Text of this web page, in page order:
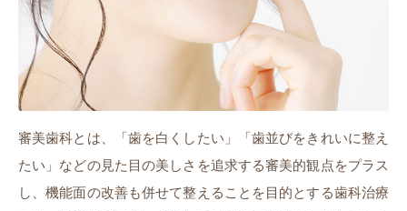
審美歯科とは、「歯を白くしたい」「歯並びをきれいに整え
たい」などの見た目の美しさを追求する審美的観点をプラス
し、機能面の改善も併せて整えることを目的とする歯科治療